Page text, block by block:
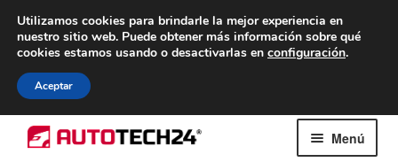
ENTREGA desde 7 EUR
De lunes a viernes de 9 a. m. a 4 p. m.
al
Menú
Utilizamos cookies para brindarle la mejor experiencia en
nuestro sitio web. Puede obtener más información sobre qué
cookies estamos usando o desactivarlas en configuración.
Aceptar